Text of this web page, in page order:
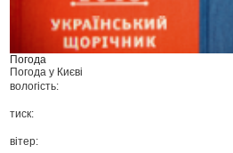
Погода
Погода у Києві
вологість:
тиск:
вітер: